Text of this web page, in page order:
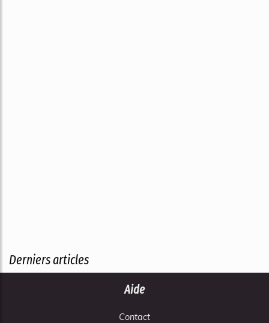
Derniers articles
Aide
Contact